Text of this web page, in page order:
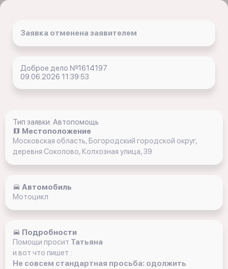
Заявка отменена заявителем
Доброе дело №1614197
09.06.2026 11:39:53
Тип заявки: Автопомощь
Местоположение
Московская область, Богородский городской округ,
деревня Соколово, Колхозная улица, 39
Автомобиль
Мотоцикл
Подробности
Помощи просит Татьяна
и вот что пишет :
Не совсем стандартная просьба: одолжить